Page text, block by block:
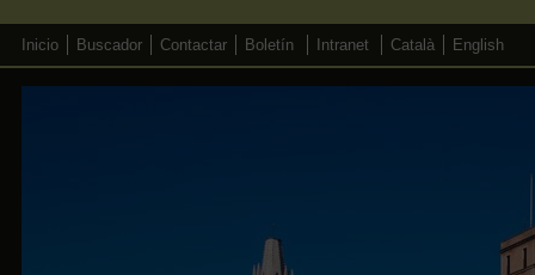
Inicio Buscador Contactar Boletín Intranet Català English